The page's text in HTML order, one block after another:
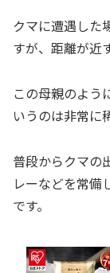
クマに遭遇した
すが、距離が近
この母親のよう
いうのは非常に
普段からクマの
レーなどを常備
です。